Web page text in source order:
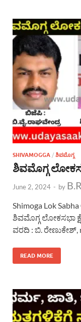
SHIVAMOGGA / ಶಿವಮೊಗ್ಗ
ಶಿವಮೊಗ್ಗ
June 2, 2024 - by
Shimoga Lok
ಶಿವಮೊಗ್ಗ ಲೋಕಸಭಾ
ವರದಿ : ಬಿ. ರೇಣುಕೇಶ್,
READ MORE